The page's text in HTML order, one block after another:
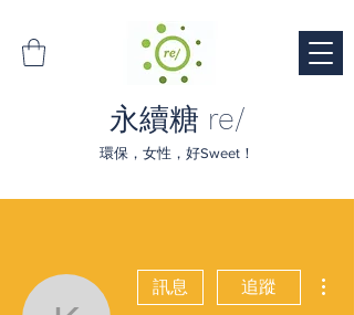
永續糖 re/
環保，女性，好Sweet！
訊息 追蹤